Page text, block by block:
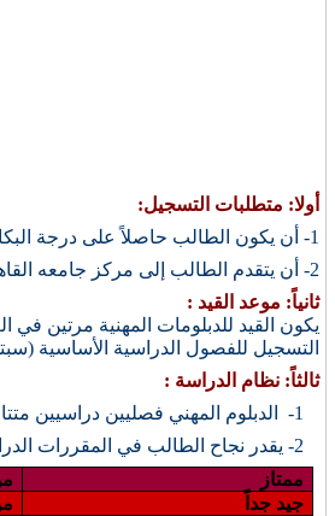
أولا: متطلبات التسجيل:
1- أن يكون الطالب حاصلاً على درجة البكالوريوس أو الليسانس من إحدى الجامعات المصرية الخاضعة لقانون تنظيم الجامعات أو على درجة معادلة لها.
2- أن يتقدم الطالب إلى مركز جامعه القاهرة للتعليم المفتوح جامعه القاهرة لتقديم أوراقه.
ثانياً: موعد القيد :
يكون القيد للدبلومات المهنية مرتين
التسجيل للفصول الدراسية الأساسية
ثالثاً: نظام الدراسة :
1- الدبلوم المهني فصليين دراسيين متتاليين وهي دبلومة أون لاين.
2-
يقدر نجاح الطالب في المقررات
ممتاز
من 85 %
جيد جداً
من 75 % فأكثر